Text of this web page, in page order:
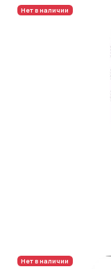
Нет в наличии
Нет в наличии